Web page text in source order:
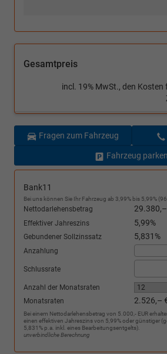
Gesamtpreis
incl. 19% MwSt., den
Fragen zum Fahrzeug
Fahrzeug parken
Bank11
Bei uns können Sie Ihr Fahrzeug ab 3,99% bis 5,99%
Nettodarlehensbetrag
Effektiver Jahreszins 5,99%
Gebundener Sollzinssatz 5,831%
Anzahlung
Schlussrate
Anzahl der Monatsraten
Monatsraten
2.526,–
Bei einem Nettodarlehensbetrag von 5.000,- EUR
einen effektiven Jahreszins von 5,99% oder günstiger
5,831% p.a. inkl. eines Bearbeitungsentgelts).
unverbindliche Berechnung